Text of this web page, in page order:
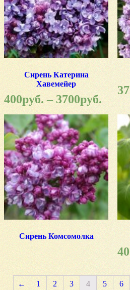
Сирень Катерина
Хавемейер
400руб. – 3700руб.
Сирень Комсомолка
← 1 2 3 4 5 6